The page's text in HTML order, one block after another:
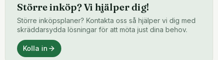
Större inköp? Vi hjälper dig!
Större inköpsplaner? Kontakta oss så hjälper vi dig med
skräddarsydda lösningar för att möta just dina behov.
Kolla in